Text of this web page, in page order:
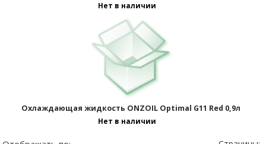
Нет в наличии
Охлаждающая жидкость ONZOIL Optimal G11 Red 0,9л
Нет в наличии